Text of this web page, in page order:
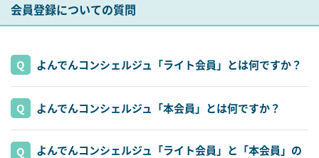
会員登録についての質問
よんでんコンシェルジュ「ライト会員」とは何ですか？
よんでんコンシェルジュ「本会員」とは何ですか？
よんでんコンシェルジュ「ライト会員」と「本会員」の